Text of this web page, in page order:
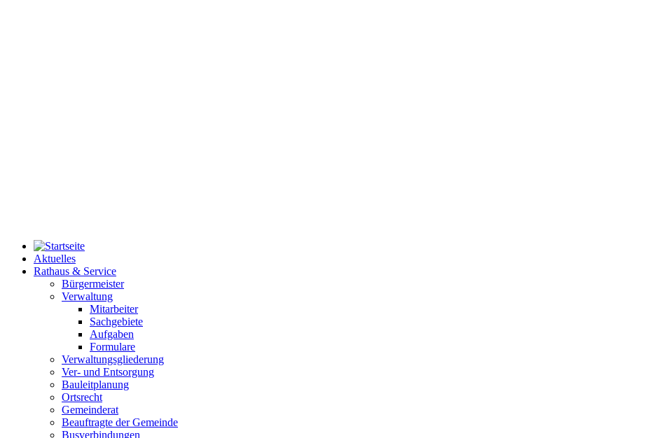
Aktuelles
Rathaus & Service
Bürgermeister
Verwaltung
Mitarbeiter
Sachgebiete
Aufgaben
Formulare
Verwaltungsgliederung
Ver- und Entsorgung
Bauleitplanung
Ortsrecht
Gemeinderat
Beauftragte der Gemeinde
Busverbindungen